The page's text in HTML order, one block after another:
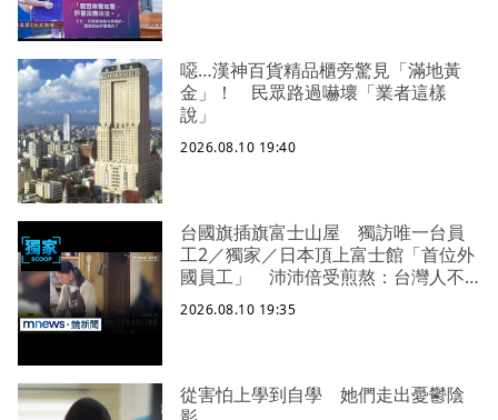
噁…漢神百貨精品櫃旁驚見「滿地黃
金」！ 民眾路過嚇壞「業者這樣
說」
2026.08.10 19:40
台國旗插旗富士山屋 獨訪唯一台員
工2／獨家／日本頂上富士館「首位外
國員工」 沛沛倍受煎熬：台灣人不
能退
2026.08.10 19:35
從害怕上學到自學 她們走出憂鬱陰